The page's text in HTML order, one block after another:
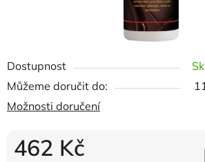
Dostupnost
Můžeme doručit do:
Možnosti doručení
462 Kč